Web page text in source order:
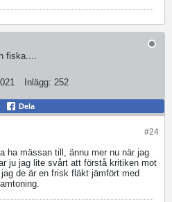
fiska....
Inlägg: 252
Dela
#24
ha mässan till, ännu mer nu när jag
ju jag lite svårt att förstå kritiken mot
de är en frisk fläkt jämfört med